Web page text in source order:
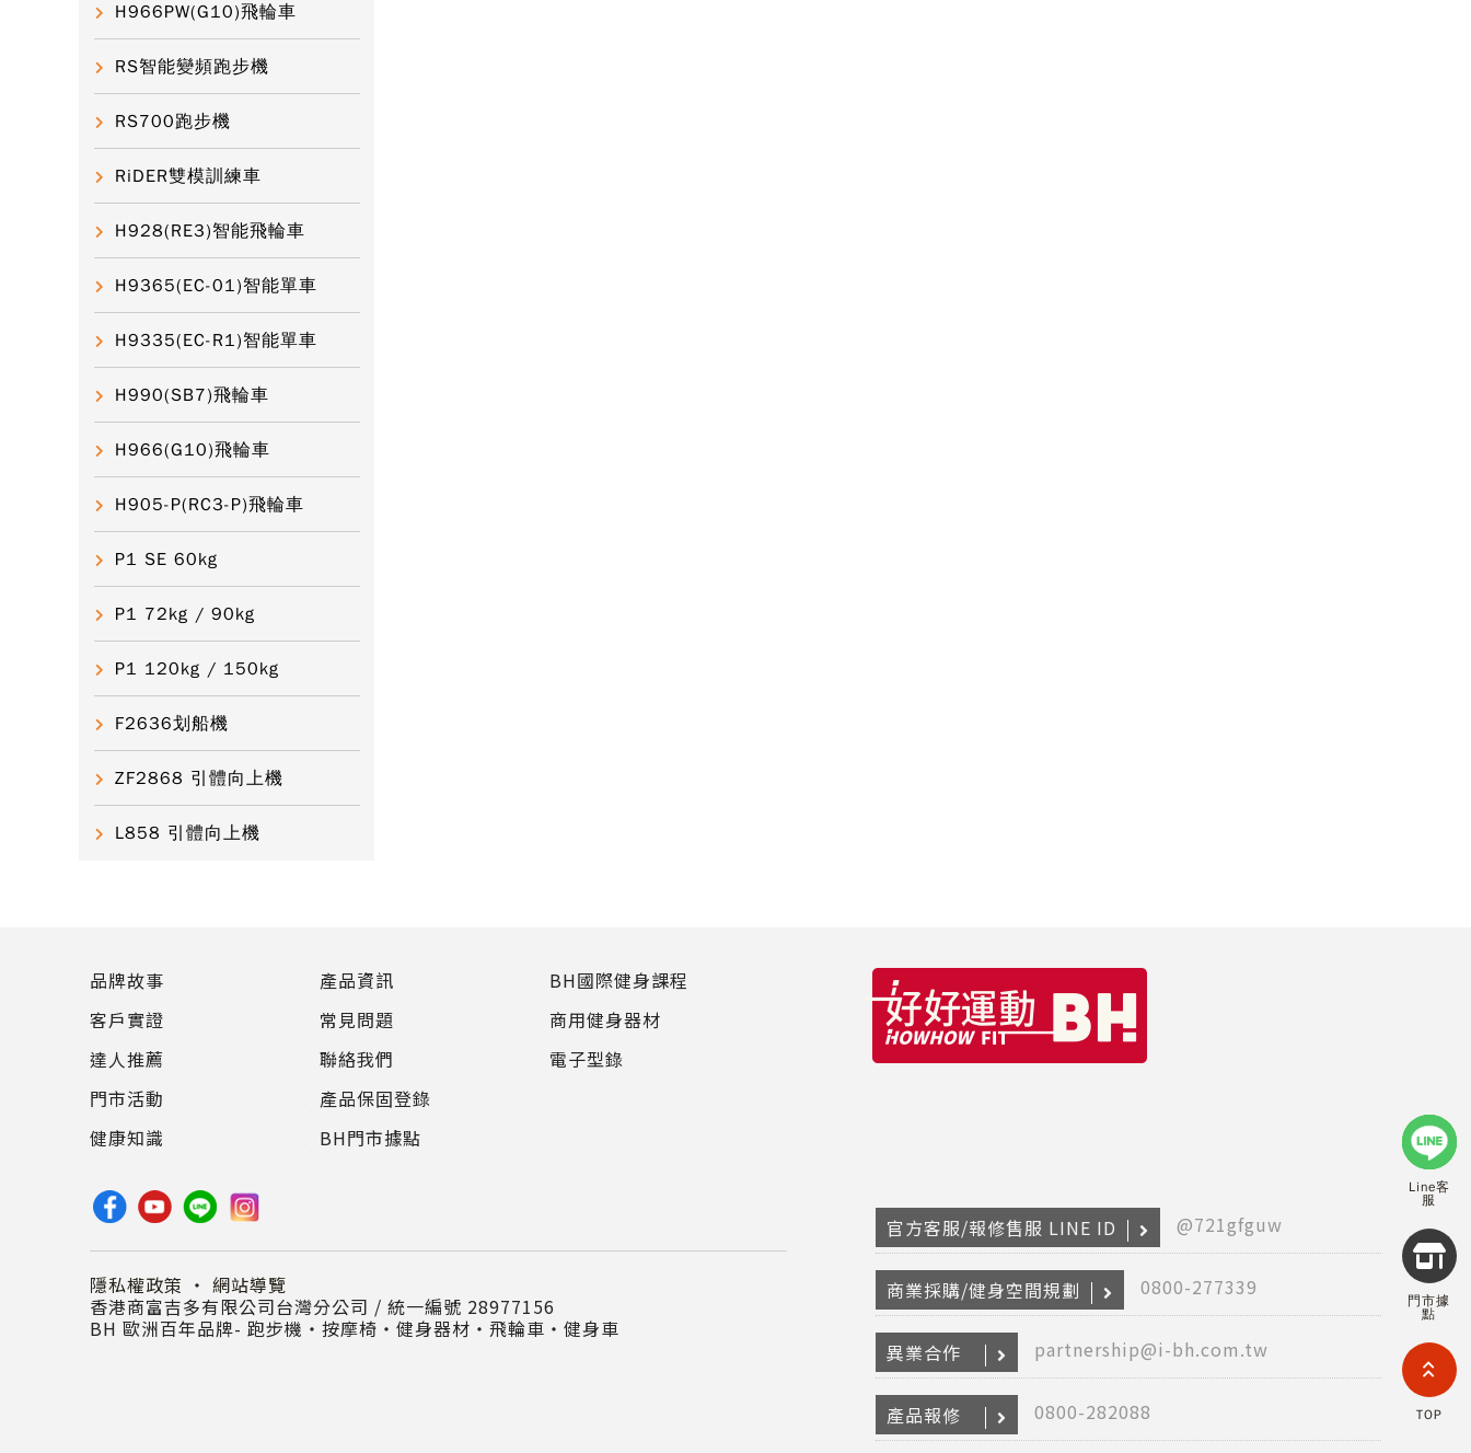
Line客
服
門市據
點
TOP
H966PW(G10)飛輪車
RS智能變頻跑步機
RS700跑步機
RiDER雙模訓練車
H928(RE3)智能飛輪車
H9365(EC-01)智能單車
H9335(EC-R1)智能單車
H990(SB7)飛輪車
H966(G10)飛輪車
H905-P(RC3-P)飛輪車
P1 SE 60kg
P1 72kg / 90kg
P1 120kg / 150kg
F2636划船機
ZF2868 引體向上機
L858 引體向上機
品牌故事
客戶實證
達人推薦
門市活動
健康知識
產品資訊
常見問題
聯絡我們
產品保固登錄
BH門市據點
BH國際健身課程
商用健身器材
電子型錄
隱私權政策 ・ 網站導覽
香港商富吉多有限公司台灣分公司 / 統一編號 28977156
BH 歐洲百年品牌- 跑步機‧按摩椅‧健身器材‧飛輪車‧健身車
官方客服/報修售服 LINE ID @721gfguw
商業採購/健身空間規劃 0800-277339
異業合作 partnership@i-bh.com.tw
產品報修 0800-282088